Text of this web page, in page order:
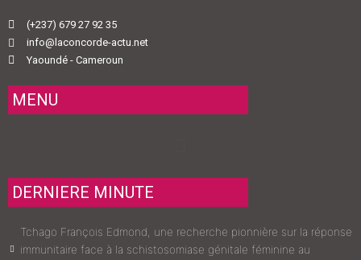
(+237) 679 27 92 35
info@laconcorde-actu.net
Yaoundé - Cameroun
MENU
DERNIERE MINUTE
Tchago François Edmond, une recherche pionnière sur la réponse
immunitaire face à la schistosomiase génitale féminine au